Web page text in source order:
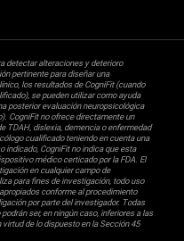
detectar alteraciones y deterioro
pertinente para diseñar una
los resultados de CogniFit (cuando
se pueden utilizar como ayuda
posterior evaluación neuropsicológica
CogniFit no ofrece directamente un
TDAH, dislexia, demencia o enfermedad
cualificado teniendo en cuenta una
indicado, CogniFit no indica que esta
médico certicado por la FDA. El
en cualquier campo de
para fines de investigación, todo uso
conforme al procedimiento
por parte del investigador. Todas
ser, en ningún caso, inferiores a las
de lo dispuesto en la Sección 45